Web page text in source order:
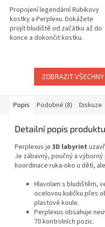
Propojení legendární Rubikovy
kostky a Perplexu. Dokážete
projít bludiště od začátku až do
konce a dokončit kostku.
ZOBRAZIT
Popis Podobné (8) Diskuze
Detailní popis produktu
Perplexus je 3D labyrint
Je zábavný, poučný a
koordinace ruka-oko u dětí,
Hlavolam s bludištěm,
ocelovou kuličku přes
plastové koule.
Perplexus obsahuje
70 kontrolních pozic.